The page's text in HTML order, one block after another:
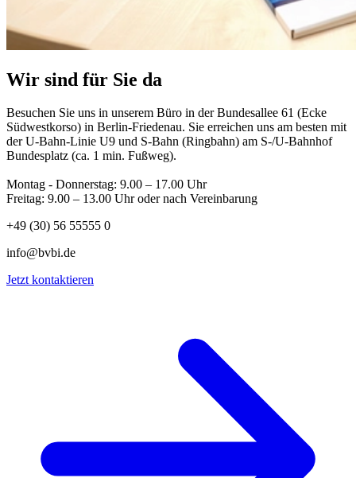
Wir sind für Sie da
Besuchen Sie uns in unserem Büro in der Bundesallee 61 (Ecke
Südwestkorso) in Berlin-Friedenau. Sie erreichen uns am besten mit
der U-Bahn-Linie U9 und S-Bahn (Ringbahn) am S-/U-Bahnhof
Bundesplatz (ca. 1 min. Fußweg).
Montag - Donnerstag: 9.00 – 17.00 Uhr
Freitag: 9.00 – 13.00 Uhr oder nach Vereinbarung
+49 (30) 56 55555 0
info@bvbi.de
Jetzt kontaktieren